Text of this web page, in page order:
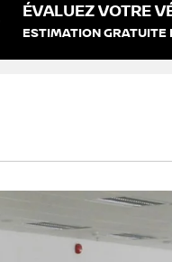
ÉVALUEZ VOTRE
ESTIMATION GRATUITE